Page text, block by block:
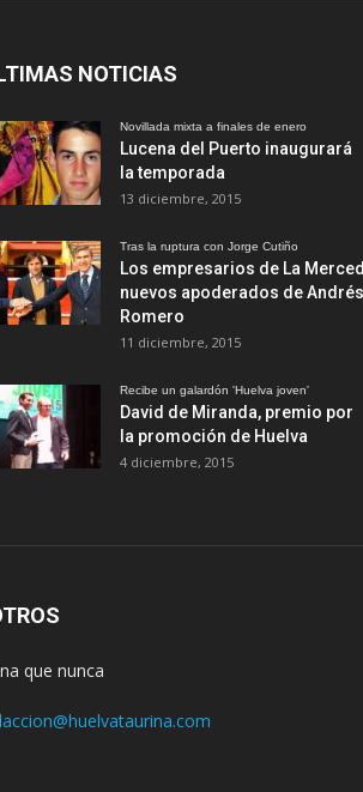
NOTICIAS
Novillada mixta a finales de enero
Lucena del Puerto inaugurará
la temporada
13 diciembre, 2015
Tras la ruptura con Jorge Cutiño
Los empresarios de La
nuevos apoderados de Andrés
Romero
11 diciembre, 2015
Recibe un galardón 'Huelva joven'
David de Miranda, premio por
la promoción de Huelva
4 diciembre, 2015
que nunca